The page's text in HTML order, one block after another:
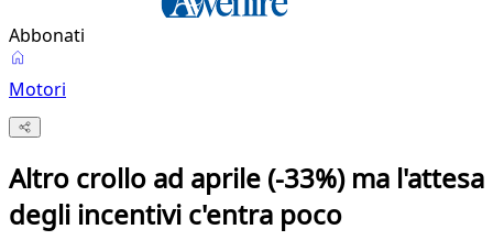
Abbonati
Motori
Altro crollo ad aprile (-33%) ma l'attesa
degli incentivi c'entra poco